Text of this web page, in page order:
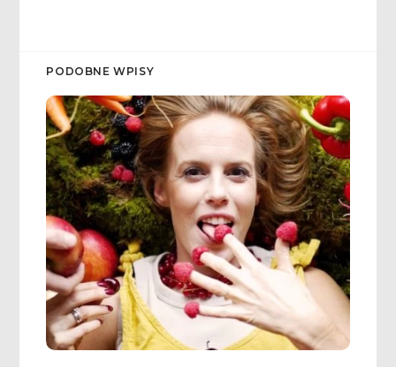
PODOBNE WPISY